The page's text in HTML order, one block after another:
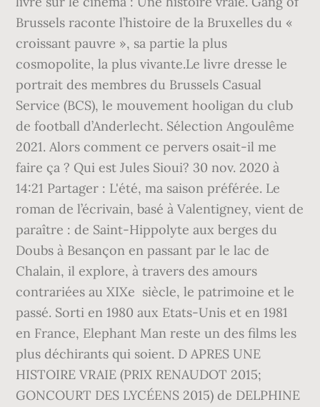
Brussels raconte l’histoire de la Bruxelles du «
croissant pauvre », sa partie la plus
cosmopolite, la plus vivante.Le livre dresse le
portrait des membres du Brussels Casual
Service (BCS), le mouvement hooligan du club
de football d’Anderlecht. Sélection Angoulême
2021. Alors comment ce pervers osait-il me
faire ça ? Qui est Jules Sioui? 30 nov. 2020 à
14:21 Partager : L'été, ma saison préférée. Le
roman de l’écrivain, basé à Valentigney, vient de
paraître : de Saint-Hippolyte aux berges du
Doubs à Besançon en passant par le lac de
Chalain, il explore, à travers des amours
contrariées au XIXe siècle, le patrimoine et le
passé. Sorti en 1980 aux Etats-Unis et en 1981
en France, Elephant Man reste un des films les
plus déchirants qui soient. D APRES UNE
HISTOIRE VRAIE (PRIX RENAUDOT 2015;
GONCOURT DES LYCÉENS 2015) de DELPHINE